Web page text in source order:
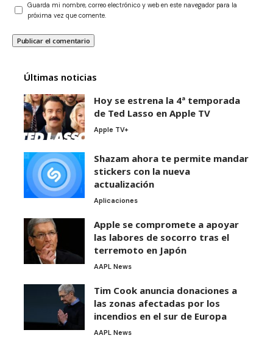
Guarda mi nombre, correo electrónico y web en este navegador para la
próxima vez que comente.
Últimas noticias
Hoy se estrena la 4ª temporada
de Ted Lasso en Apple TV
Apple TV+
Shazam ahora te permite mandar
stickers con la nueva
actualización
Aplicaciones
Apple se compromete a apoyar
las labores de socorro tras el
terremoto en Japón
AAPL News
Tim Cook anuncia donaciones a
las zonas afectadas por los
incendios en el sur de Europa
AAPL News